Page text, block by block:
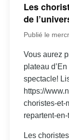
Les
de
Publié le
Vous aurez
plateau
spectacle!
https://
choristes-et-
repartent-
Les